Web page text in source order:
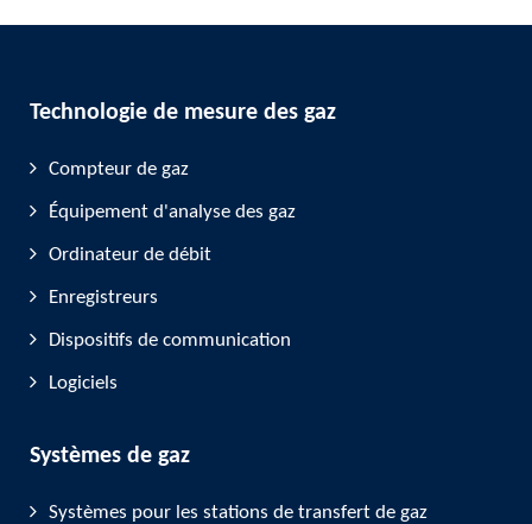
Technologie de mesure des gaz
Compteur de gaz
Équipement d'analyse des gaz
Ordinateur de débit
Enregistreurs
Dispositifs de communication
Logiciels
Systèmes de gaz
Systèmes pour les stations de transfert de gaz